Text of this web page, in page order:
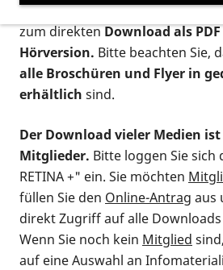
postalischen Bestellung als
zum direktenDownload als PDF
Hörversion. Bitte beachten Sie,
alle Broschüren und Flyer in
erhältlich sind.
Der Download vieler Medien
Mitglieder. Bitte loggen Sie sich
RETINA +" ein. Sie möchten
füllen Sie den Online-Antrag aus
direkt Zugriff auf alle
Wenn Sie noch kein Mitglied
auf eine Auswahl an